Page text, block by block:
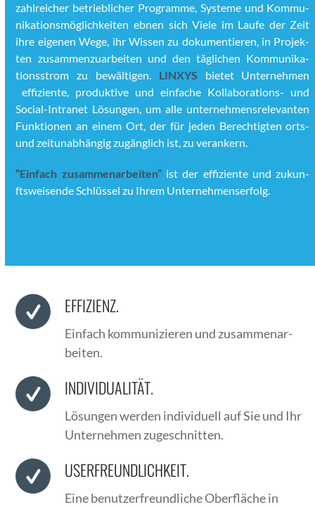
zahlre­ich­er betrieblich­er Pro­gramme, Sys­teme und Kom­mu­
nika­tion­s­möglichkeit­en ebnen sich Viele im Laufe der Zeit
ihre eige­nen Wege, ihr Wis­sen zu doku­men­tieren, in Pro­jek­
ten zusam­men­zuar­beit­en und den täglichen Kom­mu­nika­
tion­sstrom zu bewälti­gen. LINXYS bietet Unternehmen
effiziente, pro­duk­tive und ein­fache Kol­lab­o­ra­tions- und
Social-Intranet Lösun­gen, um alle unternehmen­srel­e­van­ten
Funk­tio­nen an einem Ort, der für jeden Berechtigten orts-
und zeitun­ab­hängig zugänglich ist, zu ver­ankern.
“Ein­fach zusam­me­nar­beit­en”ist der effiziente und zukun­
ftsweisende Schlüs­sel zu Ihrem Unternehmenser­folg.
EFFIZIENZ.
Ein­fach kom­mu­nizieren und zusam­me­nar­
beit­en.
INDIVIDUALITÄT.
Lösun­gen wer­den indi­vidu­ell auf Sie und Ihr
Unternehmen zugeschnit­ten.
USERFREUNDLICHKEIT.
Eine benutzer­fre­undliche Ober­fläche in